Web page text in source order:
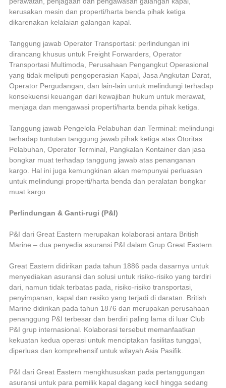
kerusakan mesin dan properti/harta benda pihak ketiga
dikarenakan kelalaian galangan kapal.
Tanggung jawab Operator Transportasi: perlindungan ini
dirancang khusus untuk Freight Forwarders, Operator
Transportasi Multimoda, Perusahaan Pengangkut Operasional
yang tidak meliputi pengoperasian Kapal, Jasa Angkutan Darat,
Operator Pergudangan, dan lain-lain untuk melindungi terhadap
konsekuensi keuangan dari kewajiban hukum untuk merawat,
menjaga dan mengawasi properti/harta benda pihak ketiga.
Tanggung jawab Pengelola Pelabuhan dan Terminal: melindungi
terhadap tuntutan tanggung jawab pihak ketiga atas Otoritas
Pelabuhan, Operator Terminal, Pangkalan Kontainer dan jasa
bongkar muat terhadap tanggung jawab atas penanganan
kargo. Hal ini juga kemungkinan akan mempunyai perluasan
untuk melindungi properti/harta benda dan peralatan bongkar
muat kargo.
Perlindungan & Ganti-rugi (P&I)
P&I dari Great Eastern merupakan kolaborasi antara British
Marine – dua penyedia asuransi P&I dalam Grup Great Eastern.
Great Eastern didirikan pada tahun 1886 pada dasarnya untuk
menyediakan asuransi dan solusi untuk risiko-risiko yang terdiri
dari, namun tidak terbatas pada, risiko-risiko transportasi,
penyimpanan, kapal dan resiko yang terjadi di daratan. British
Marine didirikan pada tahun 1876 dan merupakan perusahaan
penanggung P&I terbesar dan berdiri paling lama di luar Club
P&I grup internasional. Kolaborasi tersebut memanfaatkan
kekuatan kedua operasi untuk menciptakan fasilitas tunggal,
diperluas dan komprehensif untuk wilayah Asia Pasifik.
P&I dari Great Eastern mengkhususkan pada pertanggungan
asuransi untuk para pemilik kapal dagang kecil hingga sedang